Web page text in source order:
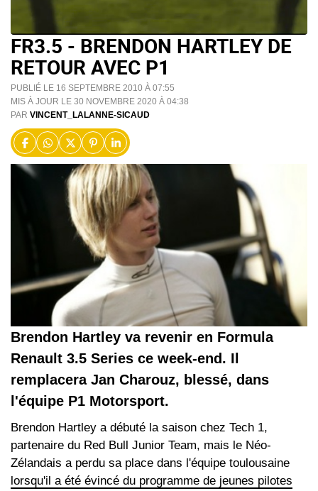
FR3.5 - BRENDON HARTLEY DE
RETOUR AVEC P1
PUBLIÉ LE 16 SEPTEMBRE 2010 À 07:55
MIS À JOUR LE 30 NOVEMBRE 2020 À 04:38
PAR VINCENT_LALANNE-SICAUD
Brendon Hartley va revenir en Formula
Renault 3.5 Series ce week-end. Il
remplacera Jan Charouz, blessé, dans
l'équipe P1 Motorsport.
Brendon Hartley a débuté la saison chez Tech 1,
partenaire du Red Bull Junior Team, mais le Néo-
Zélandais a perdu sa place dans l'équipe toulousaine
lorsqu'il a été évincé du programme de jeunes pilotes